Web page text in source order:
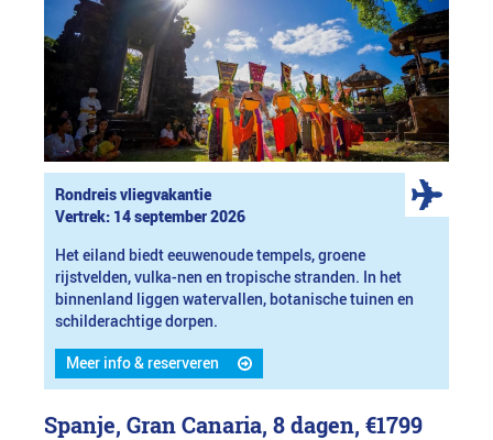
Rondreis vliegvakantie
Vertrek: 14 september 2026
Het eiland biedt eeuwenoude tempels, groene
rijstvelden, vulka-nen en tropische stranden. In het
binnenland liggen watervallen, botanische tuinen en
schilderachtige dorpen.
Meer info & reserveren
Spanje, Gran Canaria, 8 dagen, €1799